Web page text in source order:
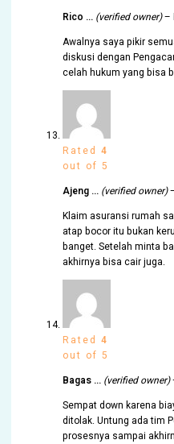
Rico … (verified owner)–
Awalnya saya pikir
diskusi dengan
celah hukum yang bisa
Rated4
out of 5
Ajeng … (verified owner)
Klaim asuransi rumah
atap bocor itu bukan
banget. Setelah minta
akhirnya bisa cair juga.
Rated4
out of 5
Bagas … (verified owner)
Sempat down karena
ditolak. Untung ada tim
prosesnya sampai